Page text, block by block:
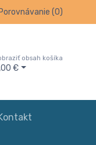
Porovnávanie (0)
obsah košíka
€